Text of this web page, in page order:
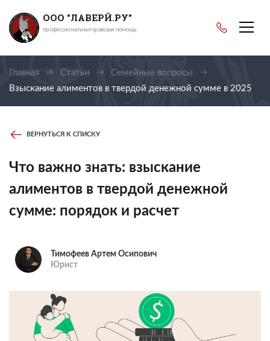
ООО "ЛАВЕРЙ.РУ"
профессиональная правовая помощь
Главная Статьи
Семейные вопросы
Взыскание алиментов в твердой денежной сумме в 2025
ВЕРНУТЬСЯ К СПИСКУ
Что важно знать: взыскание
алиментов в твердой денежной
сумме: порядок и расчет
Тимофеев Артем Осипович
Юрист